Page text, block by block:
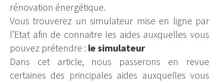
rénovation énergétique.
Vous trouverez un simulateur mise en ligne par
l’Etat afin de connaitre les aides auxquelles vous
pouvez prétendre : le simulateur
Dans cet article, nous passerons en revue
certaines des principales aides auxquelles vous